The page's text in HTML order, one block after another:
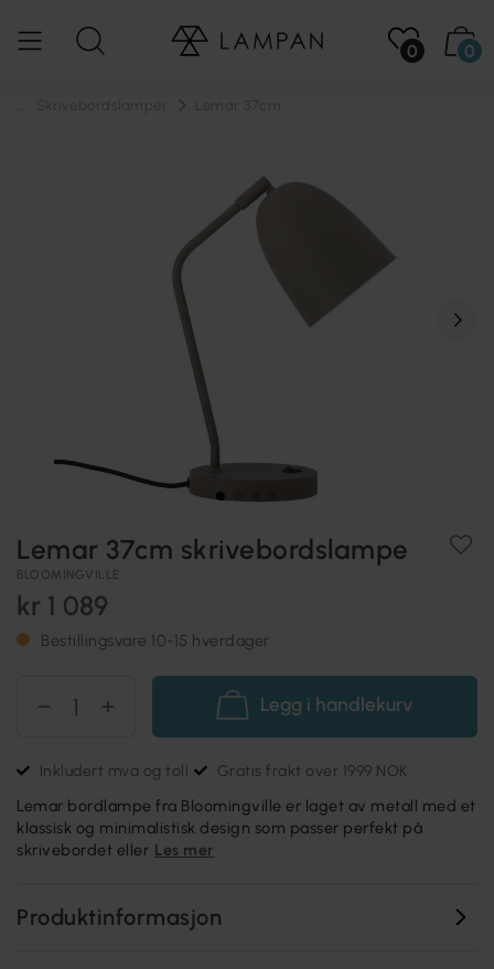
0 0
Lemar 37cm skrivebordslampe
BLOOMINGVILLE
kr 1 089
Bestillingsvare 10-15 hverdager
Legg i handlekurv
Inkludert mva og toll Gratis frakt over 1999 NOK
Lemar bordlampe fra Bloomingville er laget av metall med et
klassisk og minimalistisk design som passer perfekt på
skrivebordet eller Les mer
Produktinformasjon